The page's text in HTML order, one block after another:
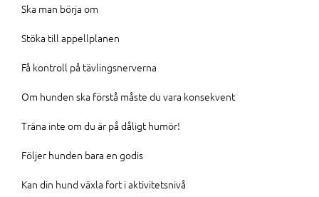
Ska man börja om
Stöka till appellplanen
Få kontroll på tävlingsnerverna
Om hunden ska förstå måste du vara konsekvent
Träna inte om du är på dåligt humör!
Följer hunden bara en godis
Kan din hund växla fort i aktivitetsnivå